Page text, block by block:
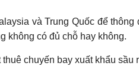
và Trung Quốc để thông
không có đủ chỗ hay không.
chuyến bay xuất khẩu sầu